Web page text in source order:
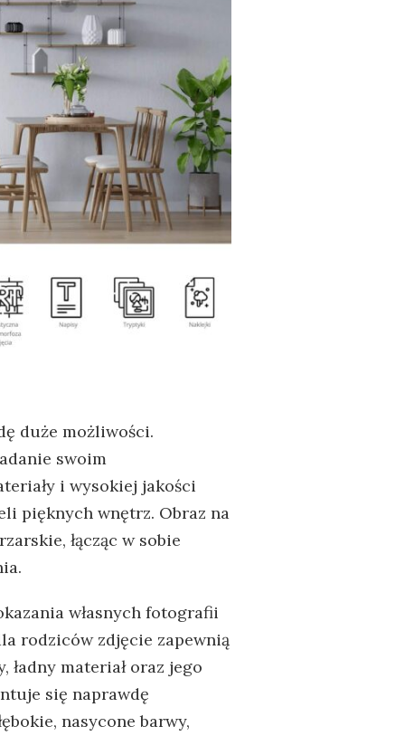
duże możliwości.
swoim
i wysokiej jakości
pięknych wnętrz. Obraz na
łącząc w sobie
własnych fotografii
rodziców zdjęcie zapewnią
materiał oraz jego
się naprawdę
nasycone barwy,